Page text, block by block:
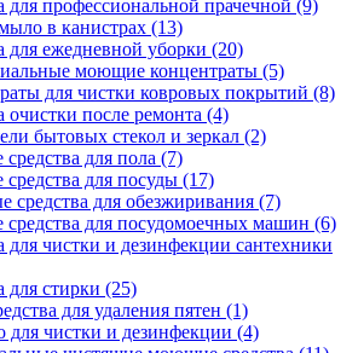
для профессиональной прачечной (9)
в канистрах (13)
для ежедневной уборки (20)
моющие концентраты (5)
для чистки ковровых покрытий (8)
очистки после ремонта (4)
бытовых стекол и зеркал (2)
для пола (7)
для посуды (17)
средства для обезжиривания (7)
для посудомоечных машин (6)
для чистки и дезинфекции сантехники
для стирки (25)
для удаления пятен (1)
для чистки и дезинфекции (4)